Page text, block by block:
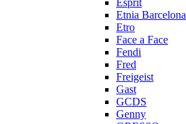
Esprit
Etnia Barcelona
Etro
Face a Face
Fendi
Fred
Freigeist
Gast
GCDS
Genny